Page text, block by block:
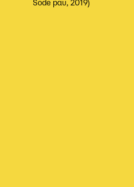
Sode pau, 2019)